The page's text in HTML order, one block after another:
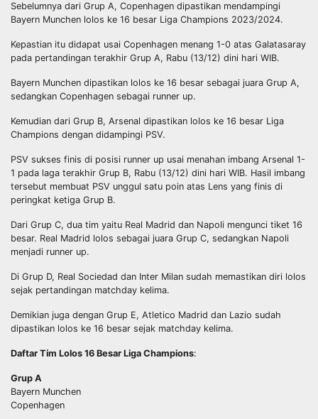
Sebelumnya dari Grup A, Copenhagen dipastikan mendampingi
Bayern Munchen lolos ke 16 besar Liga Champions 2023/2024.
Kepastian itu didapat usai Copenhagen menang 1-0 atas Galatasaray
pada pertandingan terakhir Grup A, Rabu (13/12) dini hari WIB.
Bayern Munchen dipastikan lolos ke 16 besar sebagai juara Grup A,
sedangkan Copenhagen sebagai runner up.
Kemudian dari Grup B, Arsenal dipastikan lolos ke 16 besar Liga
Champions dengan didampingi PSV.
PSV sukses finis di posisi runner up usai menahan imbang Arsenal 1-
1 pada laga terakhir Grup B, Rabu (13/12) dini hari WIB. Hasil imbang
tersebut membuat PSV unggul satu poin atas Lens yang finis di
peringkat ketiga Grup B.
Dari Grup C, dua tim yaitu Real Madrid dan Napoli mengunci tiket 16
besar. Real Madrid lolos sebagai juara Grup C, sedangkan Napoli
menjadi runner up.
Di Grup D, Real Sociedad dan Inter Milan sudah memastikan diri lolos
sejak pertandingan matchday kelima.
Demikian juga dengan Grup E, Atletico Madrid dan Lazio sudah
dipastikan lolos ke 16 besar sejak matchday kelima.
Daftar Tim Lolos 16 Besar Liga Champions:
Grup A
Bayern Munchen
Copenhagen